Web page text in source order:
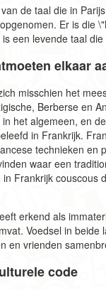
de taal die in
Er is die
een levende taal
elkaar
misschien het
Berberse en
het algemeen, en
in Frankrijk.
technieken en
waar een
Frankrijk couscous
erkend als
Voedsel in beide
en vrienden
code